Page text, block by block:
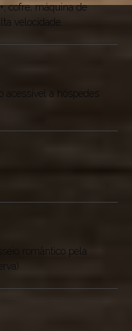
cofre, máquina de
velocidade.
a hóspedes
romântico pela